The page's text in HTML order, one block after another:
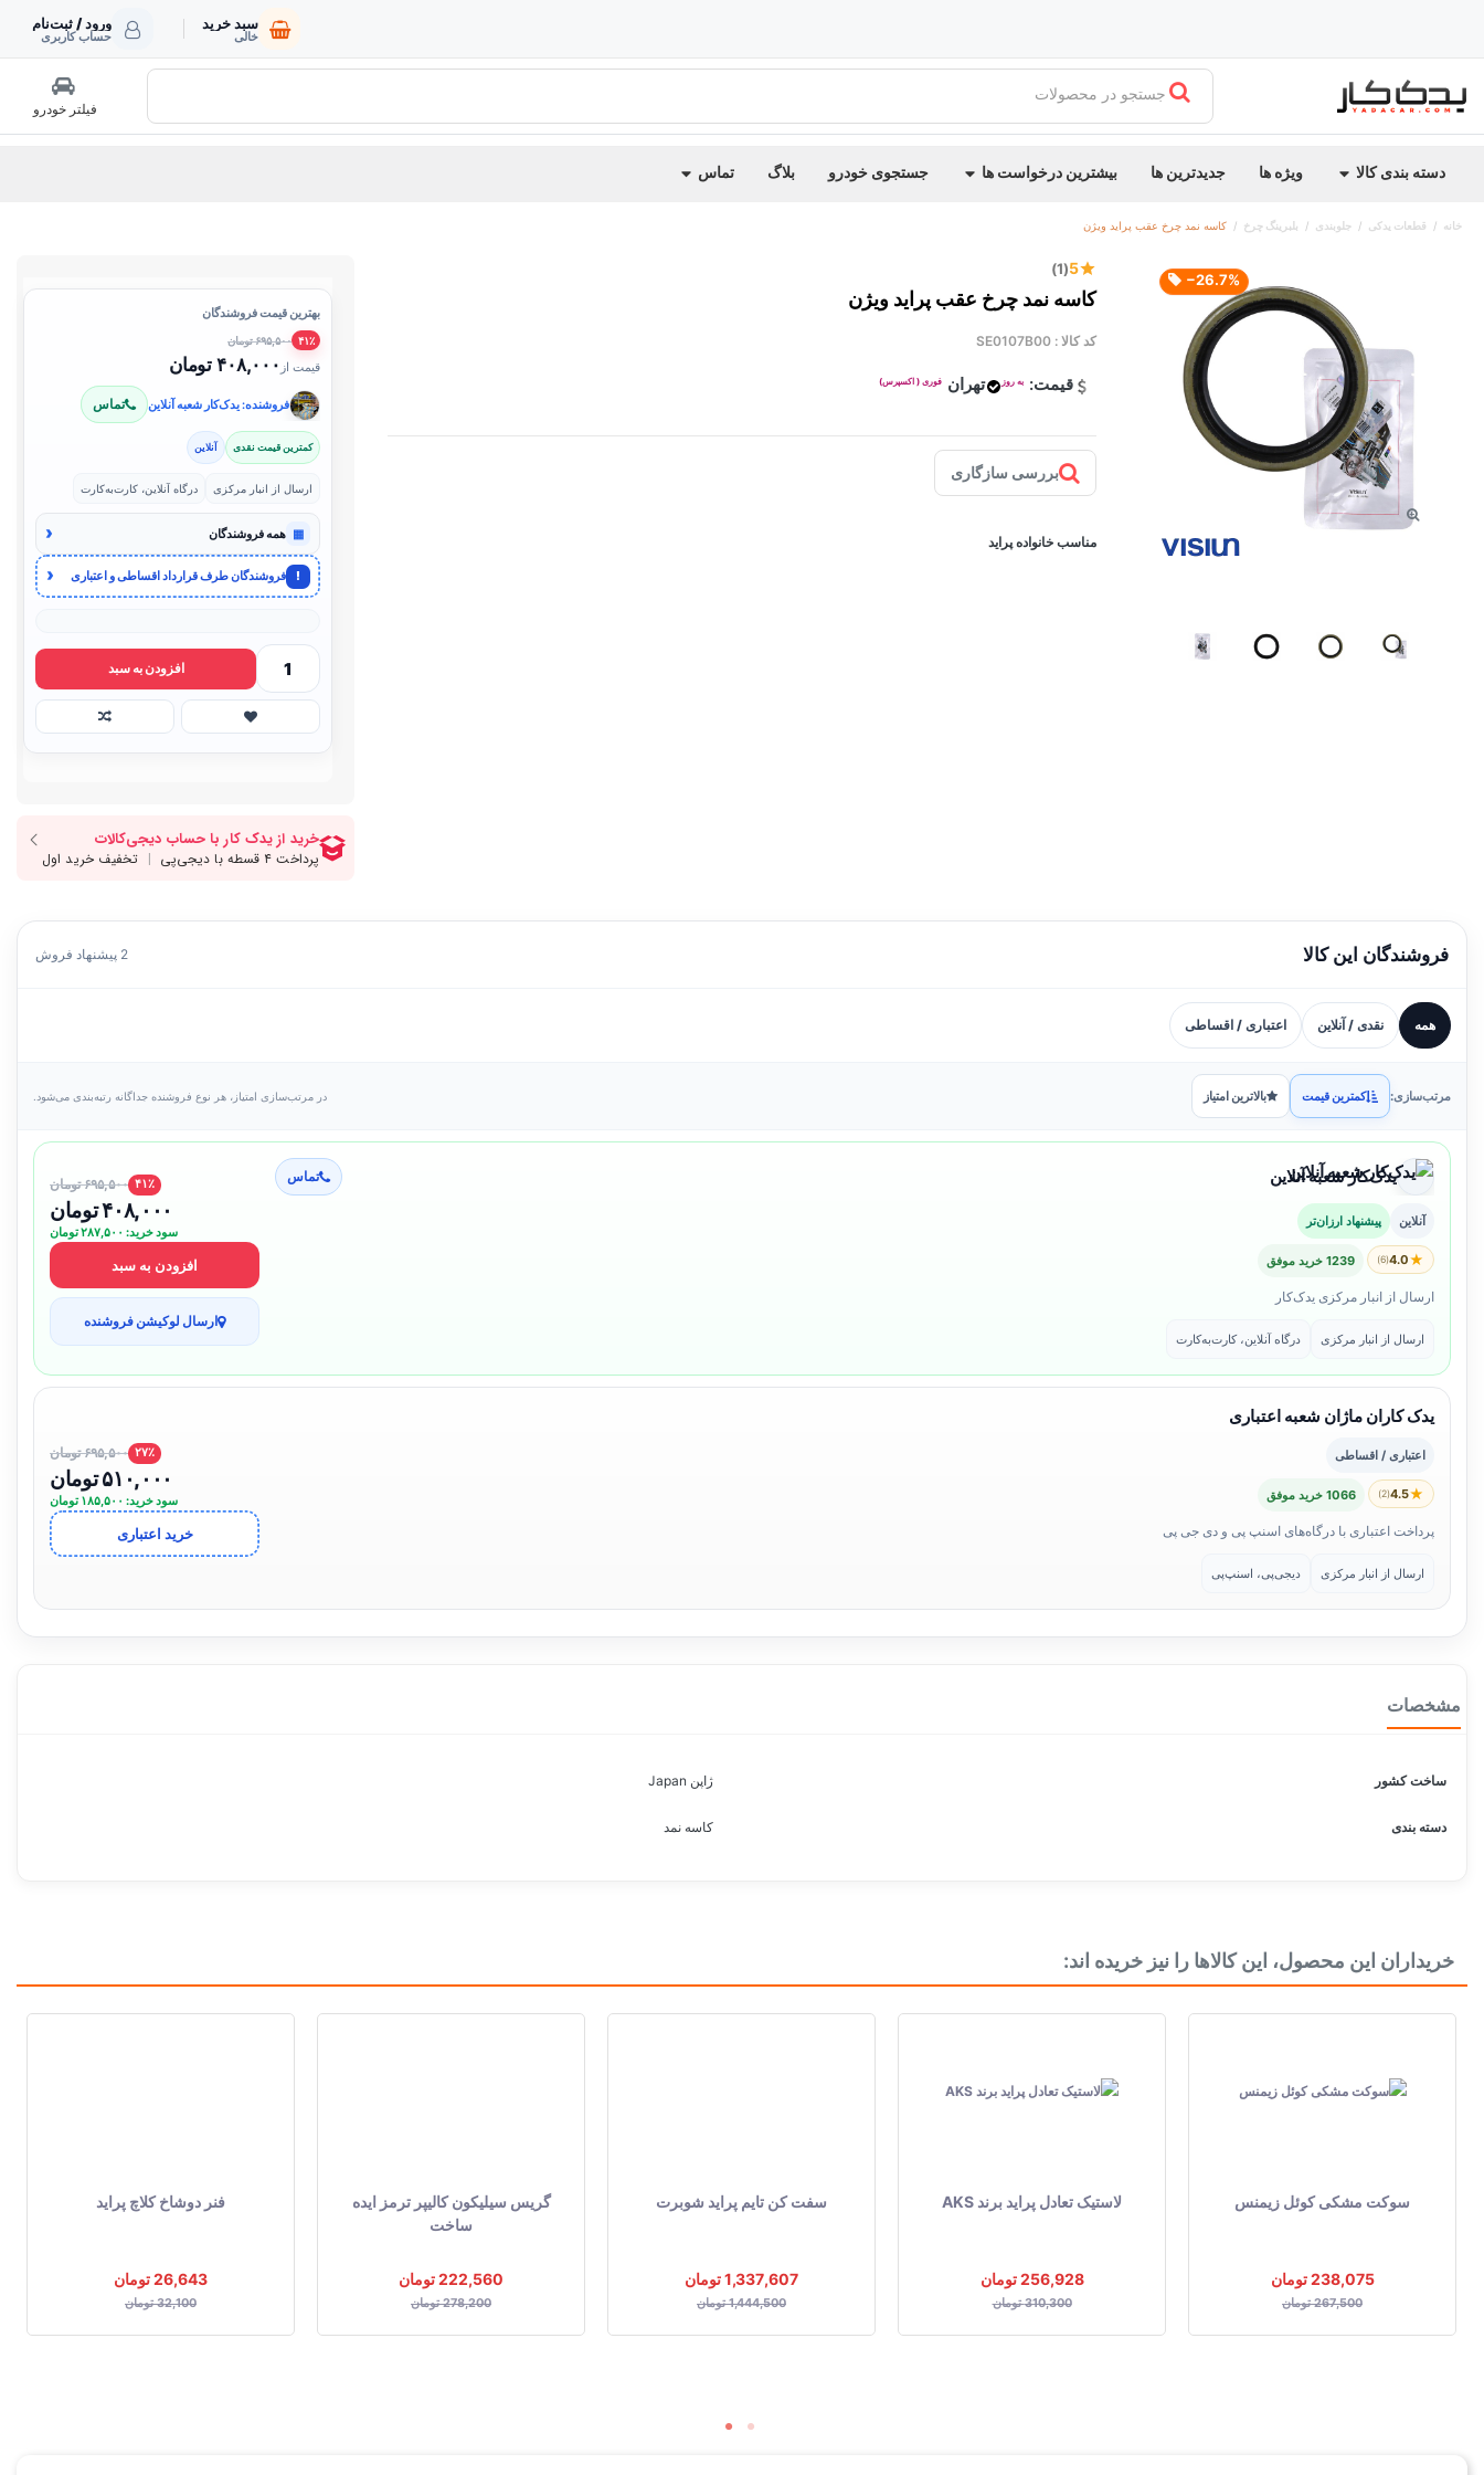
سبد خرید
خالی
ورود / ثبت‌نام
حساب کاربری
جستجو در محصولات
فیلتر خودرو
دسته بندی کالا ویژه ها جدیدترین ها بیشترین درخواست ها جستجوی خودرو بلاگ تماس
خانه قطعات یدکی جلوبندی بلبرینگ چرخ کاسه نمد چرخ عقب پراید ویژن
‎−26.7%
5
(1)
کاسه نمد چرخ عقب پراید ویژن
کد کالا : SE0107B00
قیمت: به روز تهران فوری ( اکسپرس)
بررسی سازگاری
مناسب خانواده پراید
بهترین قیمت فروشندگان
۴۱٪ ۶۹۵,۵۰۰ تومان
قیمت از ۴۰۸,۰۰۰ تومان
فروشنده: یدک‌کار شعبه آنلاین تماس
کمترین قیمت نقدی آنلاین
ارسال از انبار مرکزی درگاه آنلاین، کارت‌به‌کارت
▦ همه فروشندگان ‹
! فروشندگان طرف قرارداد اقساطی و اعتباری ‹
افزودن به سبد
فروشندگان این کالا 2 پیشنهاد فروش
همه نقدی / آنلاین اعتباری / اقساطی
مرتب‌سازی: کمترین قیمت بالاترین امتیاز در مرتب‌سازی امتیاز، هر نوع فروشنده جداگانه رتبه‌بندی می‌شود.
یدک‌کار شعبه آنلاین تماس
آنلاین پیشنهاد ارزان‌تر
★
4.0
(6) 1239 خرید موفق
ارسال از انبار مرکزی یدک‌کار
ارسال از انبار مرکزی درگاه آنلاین، کارت‌به‌کارت
۴۱٪ ۶۹۵,۵۰۰ تومان
۴۰۸,۰۰۰ تومان
سود خرید: ۲۸۷,۵۰۰ تومان
افزودن به سبد
ارسال لوکیشن فروشنده
یدک کاران ماژان شعبه اعتباری
اعتباری / اقساطی
★
4.5
(2) 1066 خرید موفق
پرداخت اعتباری با درگاه‌های اسنپ پی و دی جی پی
ارسال از انبار مرکزی دیجی‌پی، اسنپ‌پی
۲۷٪ ۶۹۵,۵۰۰ تومان
۵۱۰,۰۰۰ تومان
سود خرید: ۱۸۵,۵۰۰ تومان
خرید اعتباری
مشخصات
ساخت کشور ژاپن Japan
دسته بندی کاسه نمد
خریداران این محصول، این کالاها را نیز خریده اند:
سوکت مشکی کوئل زیمنس
238,075 تومان
267,500 تومان
لاستیک تعادل پراید برند AKS
256,928 تومان
310,300 تومان
سفت کن تایم پراید شوبرت
1,337,607 تومان
1,444,500 تومان
گریس سیلیکون کالیپر ترمز ایده
ساخت
222,560 تومان
278,200 تومان
فنر دوشاخ کلاچ پراید
26,643 تومان
32,100 تومان